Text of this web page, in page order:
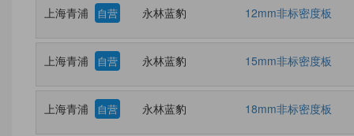
上海青浦 自营 永林蓝豹 12mm非标密度板
上海青浦 自营 永林蓝豹 15mm非标密度板
上海青浦 自营 永林蓝豹 18mm非标密度板